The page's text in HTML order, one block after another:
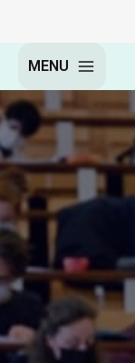
MENU